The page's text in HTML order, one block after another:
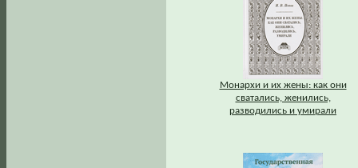
Монархи и их жены: как они
сватались, женились,
разводились и умирали